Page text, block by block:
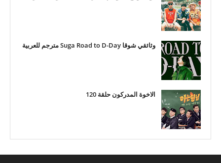
وثائقي شوقا Suga Road to D-Day مترجم للعربية
الاخوة المدركون حلقة 120